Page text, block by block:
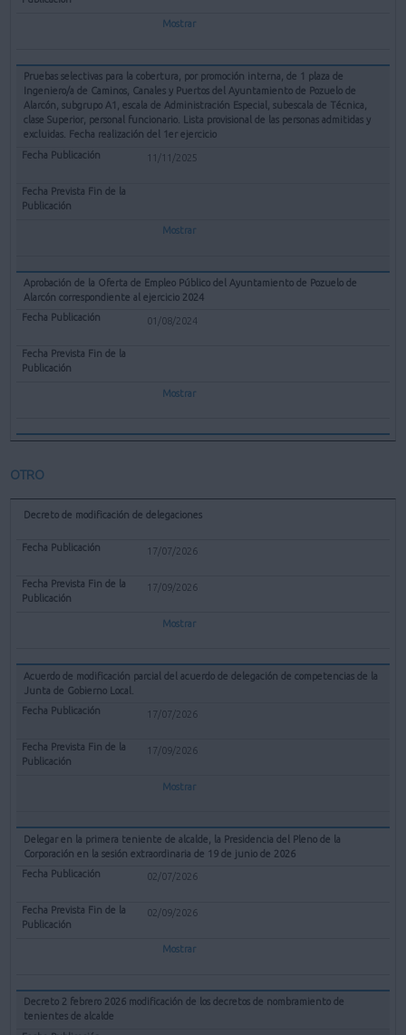
Mostrar
Pruebas selectivas para la cobertura, por promoción interna, de 1 plaza de
Ingeniero/a de Caminos, Canales y Puertos del Ayuntamiento de Pozuelo de
Alarcón, subgrupo A1, escala de Administración Especial, subescala de Técnica,
clase Superior, personal funcionario. Lista provisional de las personas admitidas y
excluidas. Fecha realización del 1er ejercicio
11/11/2025
Mostrar
Aprobación de la Oferta de Empleo Público del Ayuntamiento de Pozuelo de
Alarcón correspondiente al ejercicio 2024
01/08/2024
Mostrar
OTRO
Decreto de modificación de delegaciones
17/07/2026
17/09/2026
Mostrar
Acuerdo de modificación parcial del acuerdo de delegación de competencias de la
Junta de Gobierno Local.
17/07/2026
17/09/2026
Mostrar
Delegar en la primera teniente de alcalde, la Presidencia del Pleno de la
Corporación en la sesión extraordinaria de 19 de junio de 2026
02/07/2026
02/09/2026
Mostrar
Decreto 2 febrero 2026 modificación de los decretos de nombramiento de
tenientes de alcalde